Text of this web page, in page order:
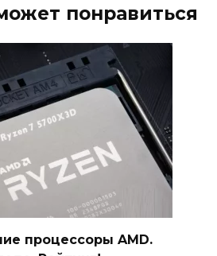
понравиться
процессоры AMD.